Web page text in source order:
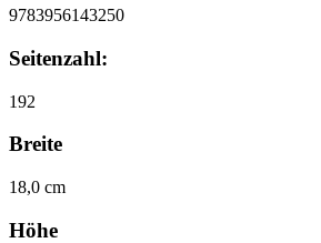
9783956143250
Seitenzahl:
192
Breite
18,0 cm
Höhe